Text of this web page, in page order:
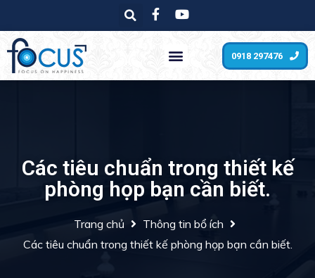
0918 297476
Các tiêu chuẩn trong thiết kế
phòng họp bạn cần biết.
Trang chủ
Thông tin bổ ích
Các tiêu chuẩn trong thiết kế phòng họp bạn cần biết.